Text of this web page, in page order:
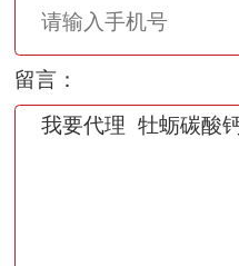
留言：